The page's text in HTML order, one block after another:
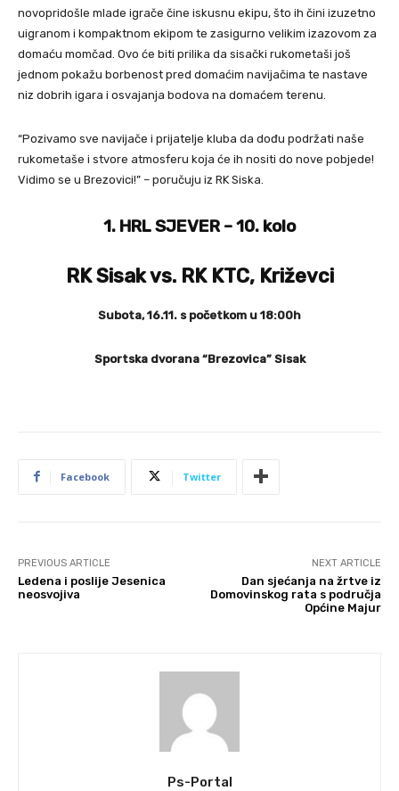
novopridošle mlade igrače čine iskusnu ekipu, što ih čini izuzetno
uigranom i kompaktnom ekipom te zasigurno velikim izazovom za
domaću momčad. Ovo će biti prilika da sisački rukometaši još
jednom pokažu borbenost pred domaćim navijačima te nastave
niz dobrih igara i osvajanja bodova na domaćem terenu.
“Pozivamo sve navijače i prijatelje kluba da dođu podržati naše
rukometaše i stvore atmosferu koja će ih nositi do nove pobjede!
Vidimo se u Brezovici!” – poručuju iz RK Siska.
1. HRL SJEVER – 10. kolo
RK Sisak vs. RK KTC, Križevci
Subota, 16.11. s početkom u 18:00h
Sportska dvorana “Brezovica” Sisak
Facebook Twitter
PREVIOUS ARTICLE
Ledena i poslije Jesenica
neosvojiva
NEXT ARTICLE
Dan sjećanja na žrtve iz
Domovinskog rata s područja
Općine Majur
Ps-Portal